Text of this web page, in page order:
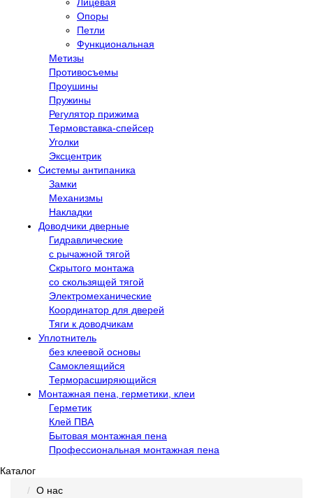
Лицевая
Опоры
Петли
Функциональная
Метизы
Противосъемы
Проушины
Пружины
Регулятор прижима
Термовставка-спейсер
Уголки
Эксцентрик
Системы антипаника
Замки
Механизмы
Накладки
Доводчики дверные
Гидравлические
с рычажной тягой
Скрытого монтажа
со скользящей тягой
Электромеханические
Координатор для дверей
Тяги к доводчикам
Уплотнитель
без клеевой основы
Самоклеящийся
Терморасширяющийся
Монтажная пена, герметики, клеи
Герметик
Клей ПВА
Бытовая монтажная пена
Профессиональная монтажная пена
Каталог
О нас